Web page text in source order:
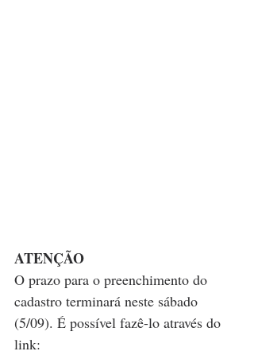
ATENÇÃO
O prazo para o preenchimento do
cadastro terminará neste sábado
(5/09). É possível fazê-lo através do
link: